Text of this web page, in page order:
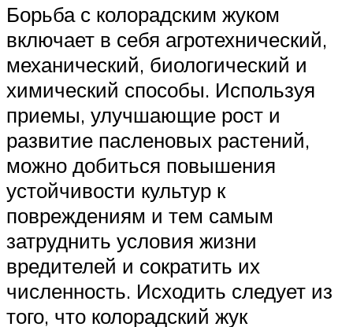
Борьба с колорадским жуком
включает в себя агротехнический,
механический, биологический и
химический способы. Используя
приемы, улучшающие рост и
развитие пасленовых растений,
можно добиться повышения
устойчивости культур к
повреждениям и тем самым
затруднить условия жизни
вредителей и сократить их
численность. Исходить следует из
того, что колорадский жук